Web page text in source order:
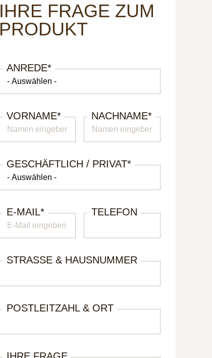
IHRE FRAGE ZUM
PRODUKT
ANREDE*
VORNAME* NACHNAME*
GESCHÄFTLICH / PRIVAT*
E-MAIL* TELEFON
STRASSE & HAUSNUMMER
POSTLEITZAHL & ORT